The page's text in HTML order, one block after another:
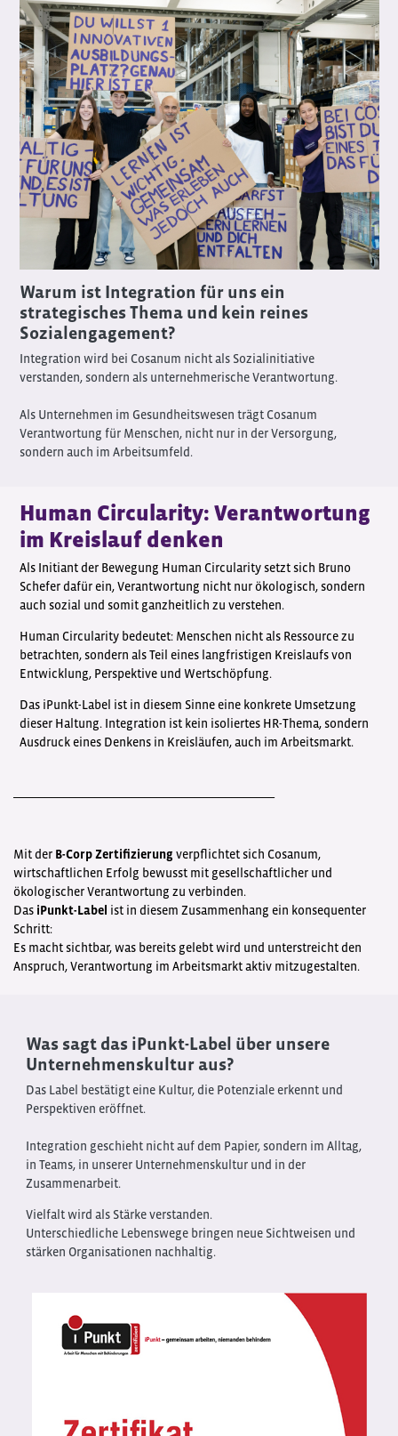
Warum ist Integration für uns ein
strategisches Thema und kein reines
Sozialengagement?
Integration wird bei Cosanum nicht als Sozialinitiative
verstanden, sondern als unternehmerische Verantwortung.
Als Unternehmen im Gesundheitswesen trägt Cosanum
Verantwortung für Menschen, nicht nur in der Versorgung,
sondern auch im Arbeitsumfeld.
Human Circularity: Verantwortung
im Kreislauf denken
Als Initiant der Bewegung Human Circularity setzt sich Bruno
Schefer dafür ein, Verantwortung nicht nur ökologisch, sondern
auch sozial und somit ganzheitlich zu verstehen.
Human Circularity bedeutet: Menschen nicht als Ressource zu
betrachten, sondern als Teil eines langfristigen Kreislaufs von
Entwicklung, Perspektive und Wertschöpfung.
Das iPunkt-Label ist in diesem Sinne eine konkrete Umsetzung
dieser Haltung. Integration ist kein isoliertes HR-Thema, sondern
Ausdruck eines Denkens in Kreisläufen, auch im Arbeitsmarkt.
Mit der B-Corp Zertifizierung verpflichtet sich Cosanum,
wirtschaftlichen Erfolg bewusst mit gesellschaftlicher und
ökologischer Verantwortung zu verbinden.
Das iPunkt-Label ist in diesem Zusammenhang ein konsequenter
Schritt:
Es macht sichtbar, was bereits gelebt wird und unterstreicht den
Anspruch, Verantwortung im Arbeitsmarkt aktiv mitzugestalten.
Was sagt das iPunkt-Label über unsere
Unternehmenskultur aus?
Das Label bestätigt eine Kultur, die Potenziale erkennt und
Perspektiven eröffnet.
Integration geschieht nicht auf dem Papier, sondern im Alltag,
in Teams, in unserer Unternehmenskultur und in der
Zusammenarbeit.
Vielfalt wird als Stärke verstanden.
Unterschiedliche Lebenswege bringen neue Sichtweisen und
stärken Organisationen nachhaltig.